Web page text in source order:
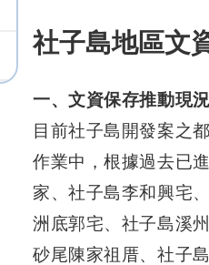
社子島地區文
一、文資保存推動現況
目前社子島開發案之
作業中，根據過去已
家、社子島李和興宅
洲底郭宅、社子島溪
砂尾陳家祖厝、社子